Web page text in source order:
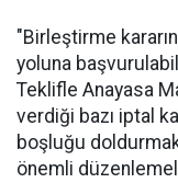
"Birleştirme
yoluna
Teklifle Anayasa
verdiği bazı iptal
boşluğu
önemli